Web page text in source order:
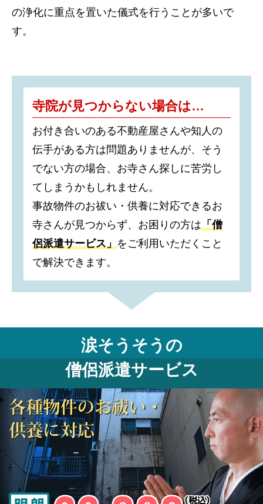
の浄化に重点を置いた儀式を行うことが多いで
す。
寺院が見つからない場合は…
お付き合いのある不動産屋さんや知人の
伝手がある方は問題ありませんが、そう
でない方の場合、お寺さん探しに苦労し
てしまうかもしれません。
事故物件のお祓い・供養に対応できるお
寺さんが見つからず、お困りの方は 「僧
侶派遣サービス」 をご利用いただくこと
で解決できます。
涙そうそうの
僧侶派遣サービス